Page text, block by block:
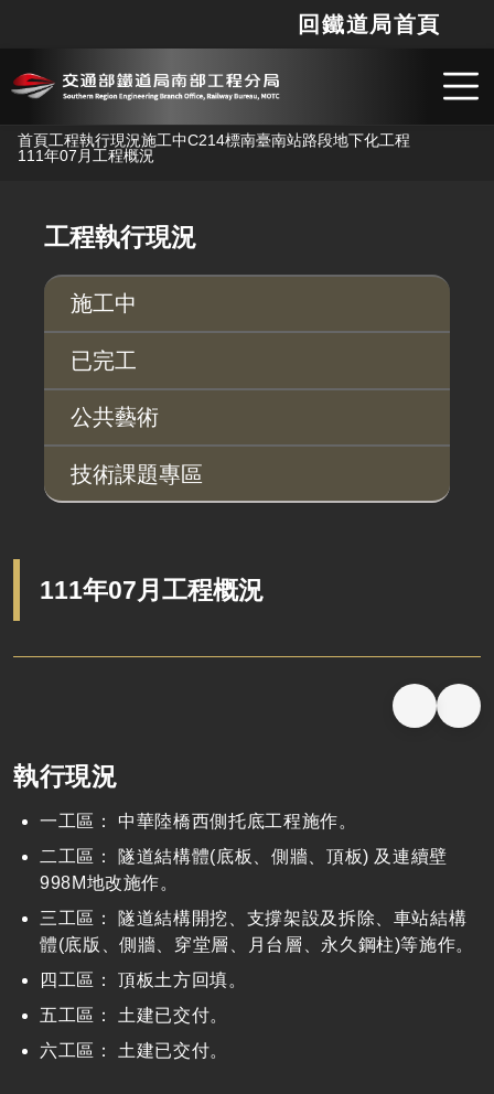
跳到主要內容
回鐵道局首頁
首頁工程執行現況施工中C214標南臺南站路段地下化工程
111年07月工程概況
工程執行現況
施工中
已完工
公共藝術
技術課題專區
111年07月工程概況
執行現況
一工區： 中華陸橋西側托底工程施作。
二工區： 隧道結構體(底板、側牆、頂板) 及連續壁
998M地改施作。
三工區： 隧道結構開挖、支撐架設及拆除、車站結構
體(底版、側牆、穿堂層、月台層、永久鋼柱)等施作。
四工區： 頂板土方回填。
五工區： 土建已交付。
六工區： 土建已交付。